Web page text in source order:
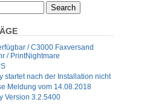
/ C3000 Faxversand
/ PrintNightmare
startet nach der Installation nicht
Meldung vom 14.08.2018
Version 3.2.5400